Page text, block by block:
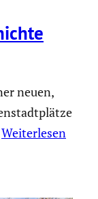
neuen,
Weiterlesen